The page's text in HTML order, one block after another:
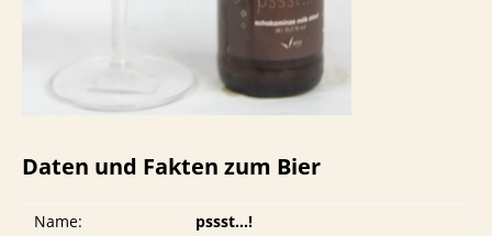
Daten und Fakten zum Bier
Name:
pssst…!